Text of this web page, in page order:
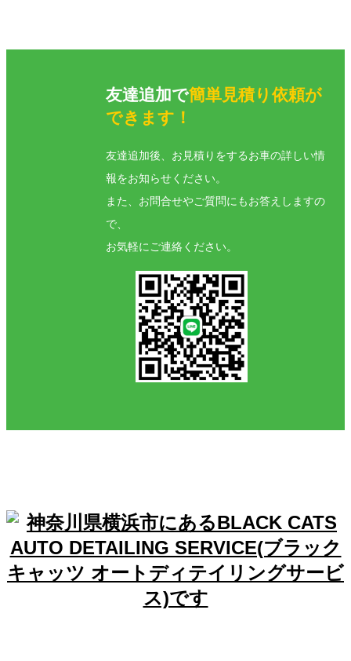
友達追加で簡単見積り依頼が
できます！
友達追加後、お見積りをするお車の詳しい情
報をお知らせください。
また、お問合せやご質問にもお答えしますの
で、
お気軽にご連絡ください。